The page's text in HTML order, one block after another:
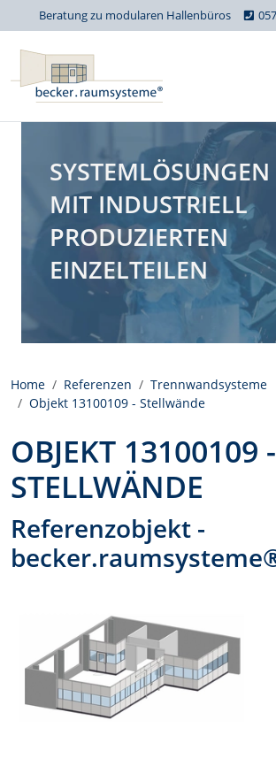
Beratung zu modularen Hallenbüros
SYSTEMLÖSUNGEN
MIT INDUSTRIELL
PRODUZIERTEN
EINZELTEILEN
Home Referenzen
Trennwandsysteme
Objekt 13100109 - Stellwände
OBJEKT 13100109 -
STELLWÄNDE
Referenzobjekt -